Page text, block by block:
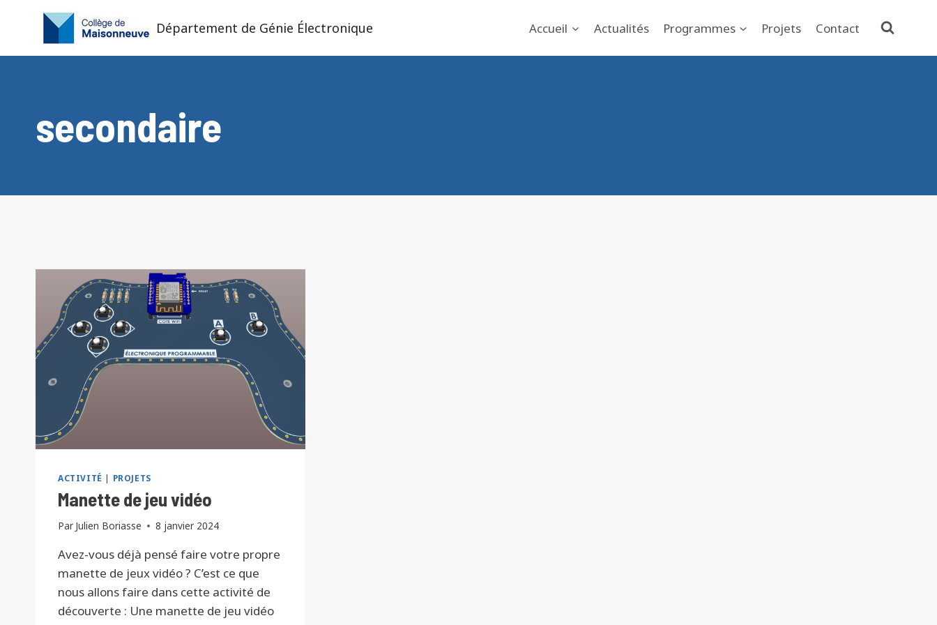
contenu
Département de Génie Électronique Accueil Actualités Programmes Projets Contact
secondaire
ACTIVITÉ | PROJETS
Manette de jeu vidéo
Par Julien Boriasse 8 janvier 2024
Avez-vous déjà pensé faire votre propre
manette de jeux vidéo ? C’est ce que
nous allons faire dans cette activité de
découverte : Une manette de jeu vidéo